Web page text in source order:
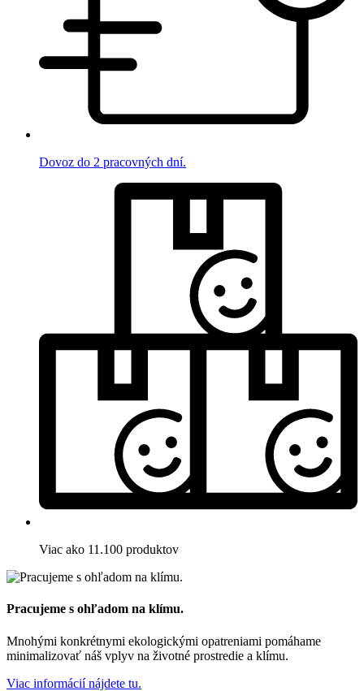
Dovoz do 2 pracovných dní.
Viac ako 11.100 produktov
Pracujeme s ohľadom na klímu.
Mnohými konkrétnymi ekologickými opatreniami pomáhame
minimalizovať náš vplyv na životné prostredie a klímu.
Viac informácií nájdete tu.